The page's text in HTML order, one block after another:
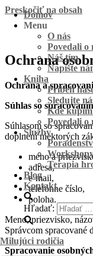
Preskočiť na obsah
Domov
Menu
O nás
Povedali o
Náš tím
Napíšte
Kniha
Príbeh
Sledujte
Kde
Povedali o
Služby
Terapia
Blog
Kontakt
Hľadať:
Milujúci rodičia
Ochrana
Ochrana a
Súhlas so
Súhlasom so
doplnení niektorých
meno a
adresa,
e-mail,
telefónne číslo,
poloha.
Meno, priezvisko,
Správcom spracované
Spracovanie